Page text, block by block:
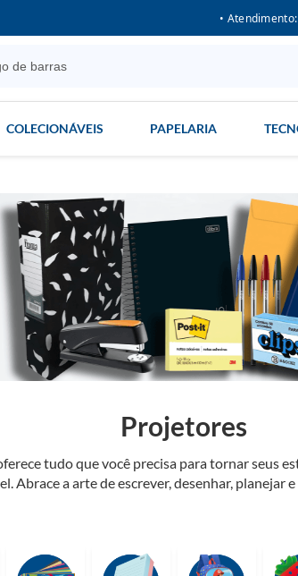
•
COLECIONÁVEIS PAPELARIA
tudo que você precisa para tornar seus
Abrace a arte de escrever, desenhar, planejar
profissionais que buscam organizar seus
Projetores